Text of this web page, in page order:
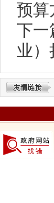
预算
下一
业）